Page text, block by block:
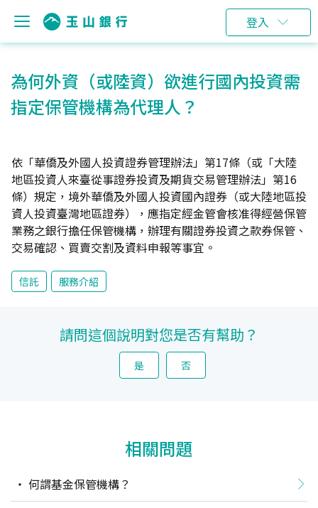
登入
為何外資（或陸資）欲進行國內投資需
指定保管機構為代理人？
依「華僑及外國人投資證券管理辦法」第17條（或「大陸
地區投資人來臺從事證券投資及期貨交易管理辦法」第16
條）規定，境外華僑及外國人投資國內證券（或大陸地區投
資人投資臺灣地區證券），應指定經金管會核准得經營保管
業務之銀行擔任保管機構，辦理有關證券投資之款券保管、
交易確認、買賣交割及資料申報等事宜。
信託 服務介紹
請問這個說明對您是否有幫助？
是 否
相關問題
何謂基金保管機構？